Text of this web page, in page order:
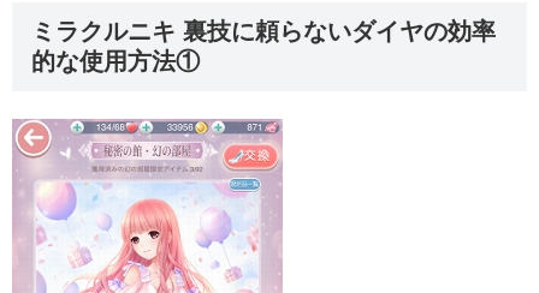
ミラクルニキ 裏技に頼らないダイヤの効率
的な使用方法①